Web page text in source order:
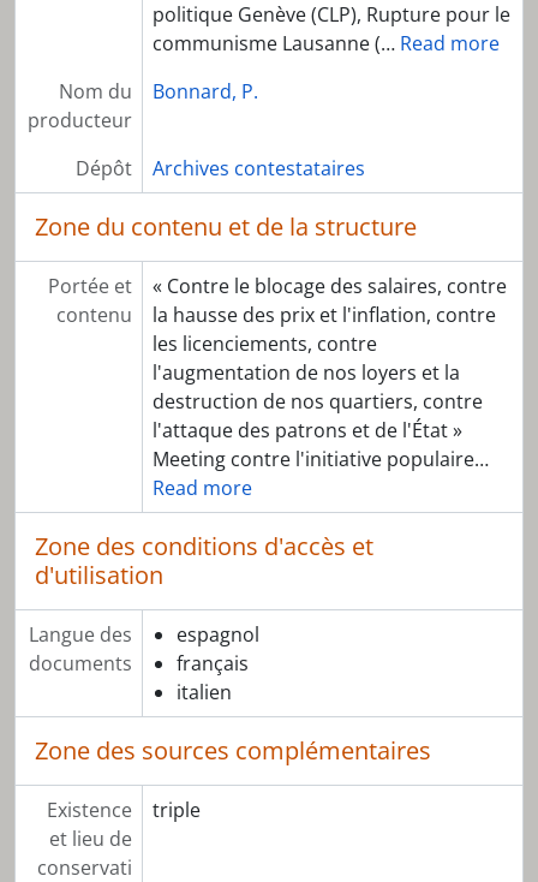
politique Genève (CLP), Rupture pour le
communisme Lausanne (… Read more
Nom du
producteur
Bonnard, P.
Dépôt Archives contestataires
Zone du contenu et de la structure
Portée et
contenu
« Contre le blocage des salaires, contre
la hausse des prix et l'inflation, contre
les licenciements, contre
l'augmentation de nos loyers et la
destruction de nos quartiers, contre
l'attaque des patrons et de l'État »
Meeting contre l'initiative populaire…
Read more
Zone des conditions d'accès et
d'utilisation
Langue des
documents
espagnol
français
italien
Zone des sources complémentaires
Existence
et lieu de
conservati
triple